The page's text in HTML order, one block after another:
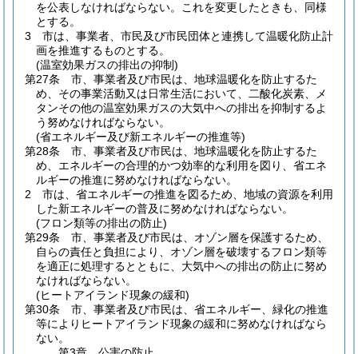
を公表しなければならない。
これを変更したときも、同様
とする。
3
市は、事業者、市民及び市民団体と連携して温暖化防止計
画を推進するものとする。
(温室効果ガスの排出の抑制)
第27条
市、事業者及び市民は、地球温暖化を防止するた
め、その事業活動又は日常生活において、二酸化炭素、メ
タンその他の温室効果ガスの大気中への排出を抑制するよ
う努めなければならない。
(省エネルギー及び新エネルギーの推進等)
第28条
市、事業者及び市民は、地球温暖化を防止するた
め、エネルギーの合理的かつ効率的な利用を図り、省エネ
ルギーの推進に努めなければならない。
2
市は、省エネルギーの推進を図るため、地域の資源を利用
した新エネルギーの普及に努めなければならない。
(フロン類等の排出の防止)
第29条
市、事業者及び市民は、オゾン層を保護するため、
自らの責任と負担により、オゾン層を破壊するフロン類等
を適正に処理するとともに、大気中への排出の防止に努め
なければならない。
(ヒートアイランド現象の緩和)
第30条
市、事業者及び市民は、省エネルギー、緑化の推進
等によりヒートアイランド現象の緩和に努めなければなら
ない。